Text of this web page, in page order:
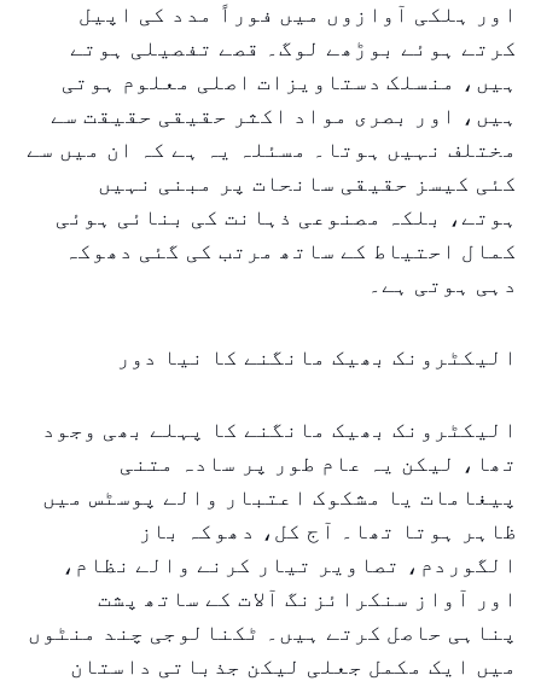
اور ہلکی آوازوں میں فوراً مدد کی اپیل
کرتے ہوئے بوڑھے لوگ۔ قصے تفصیلی ہوتے
ہیں، منسلک دستاویزات اصلی معلوم ہوتی
ہیں، اور بصری مواد اکثر حقیقی حقیقت سے
مختلف نہیں ہوتا۔ مسئلہ یہ ہے کہ ان میں سے
کئی کیسز حقیقی سانحات پر مبنی نہیں
ہوتے، بلکہ مصنوعی ذہانت کی بنائی ہوئی
کمال احتیاط کے ساتھ مرتب کی گئی دھوکہ
دہی ہوتی ہے۔
الیکٹرونک بھیک مانگنے کا نیا دور
الیکٹرونک بھیک مانگنے کا پہلے بھی وجود
تھا، لیکن یہ عام طور پر سادہ متنی
پیغامات یا مشکوک اعتبار والے پوسٹس میں
ظاہر ہوتا تھا۔ آج کل، دھوکہ باز
الگوردم، تصاویر تیار کرنے والے نظام،
اور آواز سنکرائزنگ آلات کے ساتھ پشت
پناہی حاصل کرتے ہیں۔ ٹکنالوجی چند منٹوں
میں ایک مکمل جعلی لیکن جذباتی داستان